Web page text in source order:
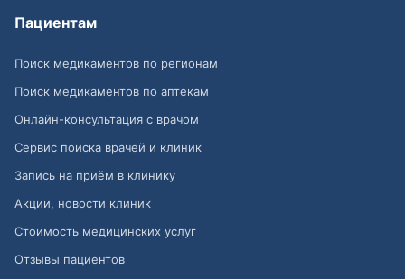
Пациентам
Поиск медикаментов по регионам
Поиск медикаментов по аптекам
Онлайн-консультация с врачом
Сервис поиска врачей и клиник
Запись на приём в клинику
Акции, новости клиник
Стоимость медицинских услуг
Отзывы пациентов